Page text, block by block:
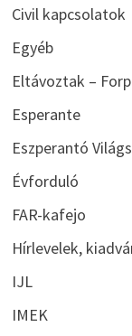
Civil kapcsolatok
Egyéb
Eltávoztak –
Esperante
Eszperantó
Évforduló
FAR-kafejo
Hírlevelek,
IJL
IMEK